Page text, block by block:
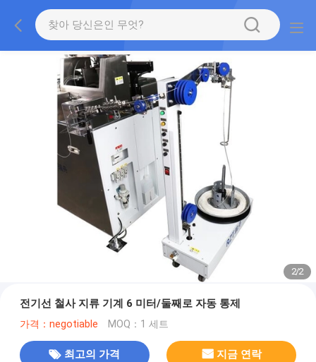
2/2
전기선 철사 지류 기계 6 미터/둘째로 자동 통제
가격：negotiable MOQ：1 세트
최고의 가격 지금 연락